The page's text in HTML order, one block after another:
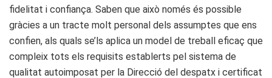
fidelitat i confiança. Saben que això només és possible
gràcies a un tracte molt personal dels assumptes que ens
confien, als quals se’ls aplica un model de treball eficaç que
compleix tots els requisits establerts pel sistema de
qualitat autoimposat per la Direcció del despatx i certificat